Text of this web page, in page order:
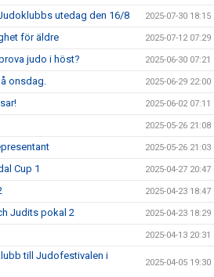
utedag den 16/8 2025-07-30 18:15
för äldre 2025-07-12 07:29
judo i höst? 2025-06-30 07:21
onsdag. 2025-06-29 22:00
2025-06-02 07:11
2025-05-26 21:08
2025-05-26 21:03
Cup 1 2025-04-27 20:47
2025-04-23 18:47
Judits pokal 2 2025-04-23 18:29
2025-04-13 20:31
till Judofestivalen i
2025-04-05 19:30